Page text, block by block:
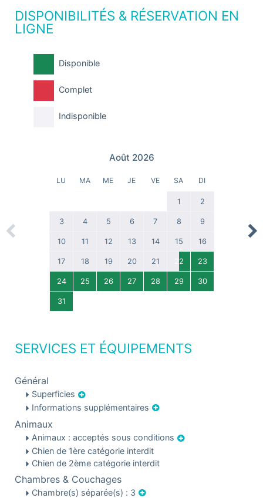
DISPONIBILITÉS & RÉSERVATION EN
LIGNE
Disponible
Complet
Indisponible
Previous
Août 2026
LU MA ME JE VE SA DI
1 2
3 4 5 6 7 8 9
10 11 12 13 14 15 16
17 18 19 20 21 22 23
24 25 26 27 28 29 30
31
SERVICES ET ÉQUIPEMENTS
Général
Superficies
Informations supplémentaires
Animaux
Animaux : acceptés sous conditions
Chien de 1ère catégorie interdit
Chien de 2ème catégorie interdit
Chambres & Couchages
Chambre(s) séparée(s) : 3